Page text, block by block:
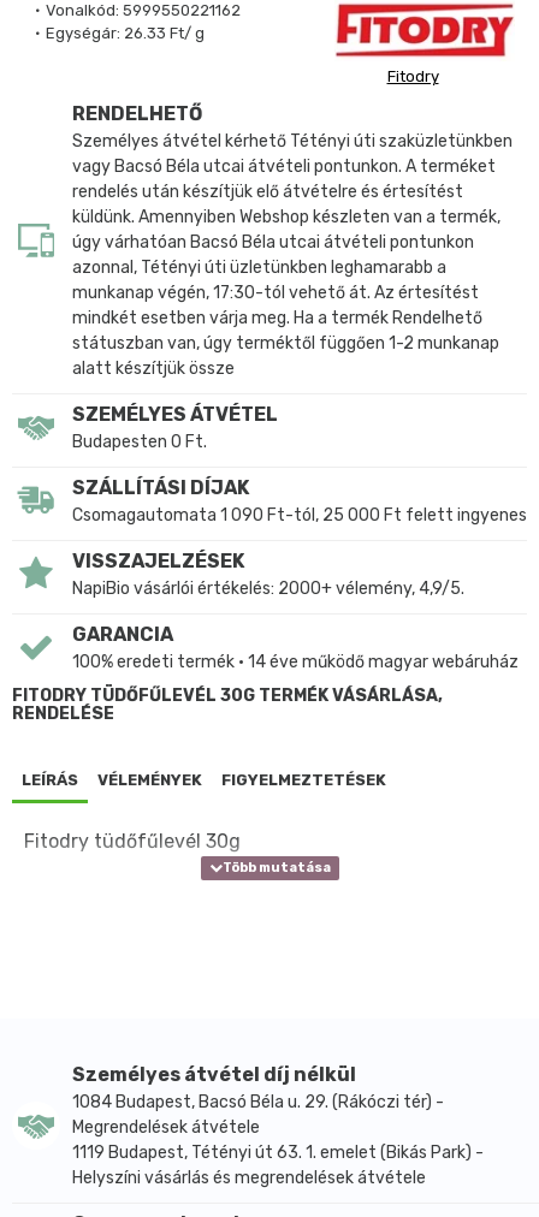
Vonalkód: 5999550221162
Egységár: 26.33 Ft/ g
Fitodry
RENDELHETŐ
Személyes átvétel kérhető Tétényi úti szaküzletünkben
vagy Bacsó Béla utcai átvételi pontunkon. A terméket
rendelés után készítjük elő átvételre és értesítést
küldünk. Amennyiben Webshop készleten van a termék,
úgy várhatóan Bacsó Béla utcai átvételi pontunkon
azonnal, Tétényi úti üzletünkben leghamarabb a
munkanap végén, 17:30-tól vehető át. Az értesítést
mindkét esetben várja meg. Ha a termék Rendelhető
státuszban van, úgy terméktől függően 1-2 munkanap
alatt készítjük össze
SZEMÉLYES ÁTVÉTEL
Budapesten 0 Ft.
SZÁLLÍTÁSI DÍJAK
Csomagautomata 1 090 Ft-tól, 25 000 Ft felett ingyenes
VISSZAJELZÉSEK
NapiBio vásárlói értékelés: 2000+ vélemény, 4,9/5.
GARANCIA
100% eredeti termék • 14 éve működő magyar webáruház
FITODRY TÜDŐFŰLEVÉL 30G TERMÉK VÁSÁRLÁSA,
RENDELÉSE
LEÍRÁS VÉLEMÉNYEK FIGYELMEZTETÉSEK
Fitodry tüdőfűlevél 30g
Személyes átvétel díj nélkül
1084 Budapest, Bacsó Béla u. 29. (Rákóczi tér) -
Megrendelések átvétele
1119 Budapest, Tétényi út 63. 1. emelet (Bikás Park) -
Helyszíni vásárlás és megrendelések átvétele